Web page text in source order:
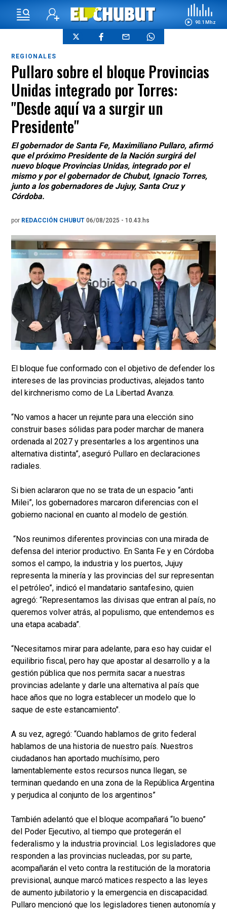
90.1 Mhz
REGIONALES
Pullaro sobre el bloque Provincias
Unidas integrado por Torres:
"Desde aquí va a surgir un
Presidente"
El gobernador de Santa Fe, Maximiliano Pullaro, afirmó
que el próximo Presidente de la Nación surgirá del
nuevo bloque Provincias Unidas, integrado por el
mismo y por el gobernador de Chubut, Ignacio Torres,
junto a los gobernadores de Jujuy, Santa Cruz y
Córdoba.
por REDACCIÓN CHUBUT 06/08/2025 - 10.43.hs
El bloque fue conformado con el objetivo de defender los
intereses de las provincias productivas, alejados tanto
del kirchnerismo como de La Libertad Avanza.
“No vamos a hacer un rejunte para una elección sino
construir bases sólidas para poder marchar de manera
ordenada al 2027 y presentarles a los argentinos una
alternativa distinta”, aseguró Pullaro en declaraciones
radiales.
Si bien aclararon que no se trata de un espacio “anti
Milei”, los gobernadores marcaron diferencias con el
gobierno nacional en cuanto al modelo de gestión.
“Nos reunimos diferentes provincias con una mirada de
defensa del interior productivo. En Santa Fe y en Córdoba
somos el campo, la industria y los puertos, Jujuy
representa la minería y las provincias del sur representan
el petróleo”, indicó el mandatario santafesino, quien
agregó: “Representamos las divisas que entran al país, no
queremos volver atrás, al populismo, que entendemos es
una etapa acabada”.
“Necesitamos mirar para adelante, para eso hay cuidar el
equilibrio fiscal, pero hay que apostar al desarrollo y a la
gestión pública que nos permita sacar a nuestras
provincias adelante y darle una alternativa al país que
hace años que no logra establecer un modelo que lo
saque de este estancamiento".
A su vez, agregó: “Cuando hablamos de grito federal
hablamos de una historia de nuestro país. Nuestros
ciudadanos han aportado muchísimo, pero
lamentablemente estos recursos nunca llegan, se
terminan quedando en una zona de la República Argentina
y perjudica al conjunto de los argentinos”
También adelantó que el bloque acompañará “lo bueno”
del Poder Ejecutivo, al tiempo que protegerán el
federalismo y la industria provincial. Los legisladores que
responden a las provincias nucleadas, por su parte,
acompañarán el veto contra la restitución de la moratoria
previsional, aunque marcó matices respecto a las leyes
de aumento jubilatorio y la emergencia en discapacidad.
Pullaro mencionó que los legisladores tienen autonomía y